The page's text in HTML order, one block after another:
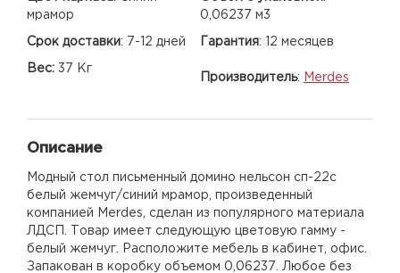
мрамор
0,06237 м3
Срок доставки: 7-12 дней Гарантия: 12 месяцев
Вес: 37 Кг
Производитель: Merdes
Описание
Модный стол письменный домино нельсон сп-22с
белый жемчуг/синий мрамор, произведенный
компанией Merdes, сделан из популярного материала
ЛДСП. Товар имеет следующую цветовую гамму -
белый жемчуг. Расположите мебель в кабинет, офис.
Запакован в коробку объемом 0,06237. Любое без